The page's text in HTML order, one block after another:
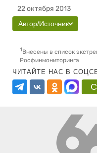
22 октября 2013
Автор/Источник
1Внесены в список
Росфинмониторинга
ЧИТАЙТЕ НАС В